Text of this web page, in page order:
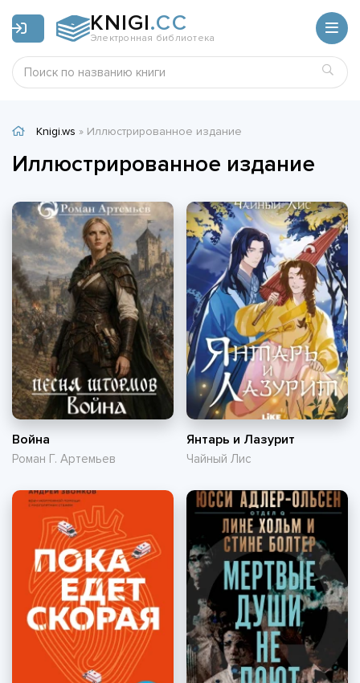
KNIGI.CC
Электронная библиотека
Knigi.ws » Иллюстрированное издание
Иллюстрированное издание
Война
Роман Г. Артемьев
Янтарь и Лазурит
Чайный Лис